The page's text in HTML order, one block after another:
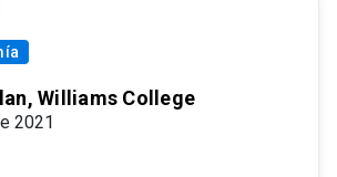
Williams College
2021